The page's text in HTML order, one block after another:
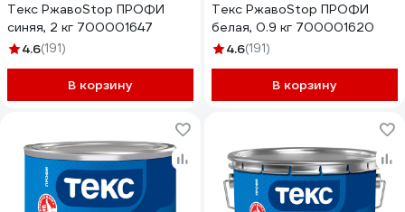
Текс РжавоStop ПРОФИ
синяя, 2 кг 700001647
4.6(191)
В корзину
Текс РжавоStop ПРОФИ
белая, 0.9 кг 700001620
4.6(191)
В корзину